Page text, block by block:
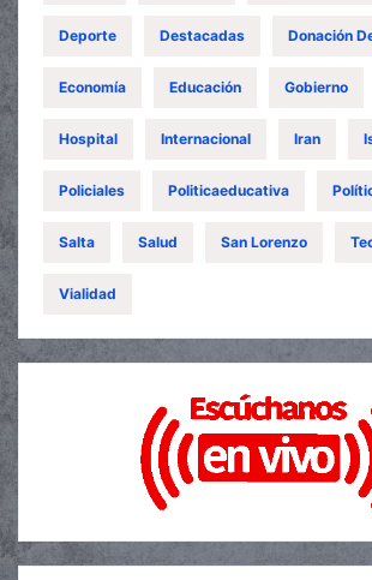
Deporte Destacadas Donación
Economía Educación Gobierno
Hospital Internacional Iran
Policiales Politicaeducativa
Salta Salud San Lorenzo
Vialidad